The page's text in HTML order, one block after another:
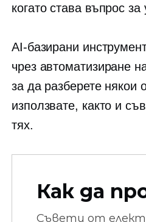
когато става въпрос
AI-базирани
чрез автоматизиране
за да разберете някои
използвате, както и
тях.
Как да
Съвети от